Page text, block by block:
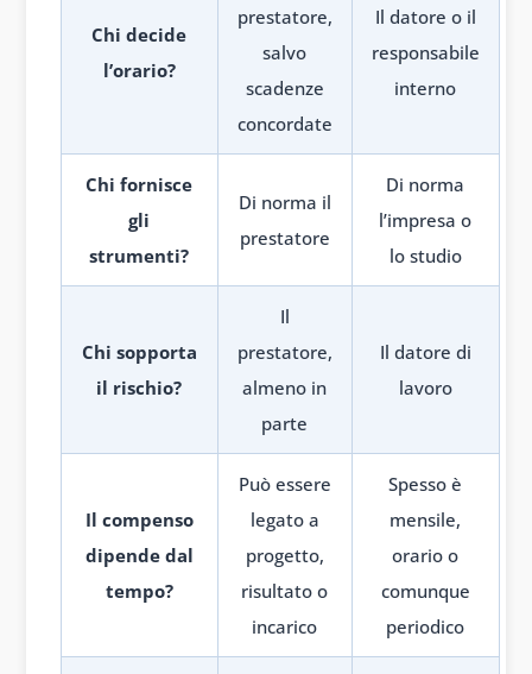
Chi decide
l’orario?
prestatore,
salvo
scadenze
concordate
Il datore o il
responsabile
interno
Chi fornisce
gli
strumenti?
Di norma il
prestatore
Di norma
l’impresa o
lo studio
Chi sopporta
il rischio?
Il
prestatore,
almeno in
parte
Il datore di
lavoro
Il compenso
dipende dal
tempo?
Può essere
legato a
progetto,
risultato o
incarico
Spesso è
mensile,
orario o
comunque
periodico